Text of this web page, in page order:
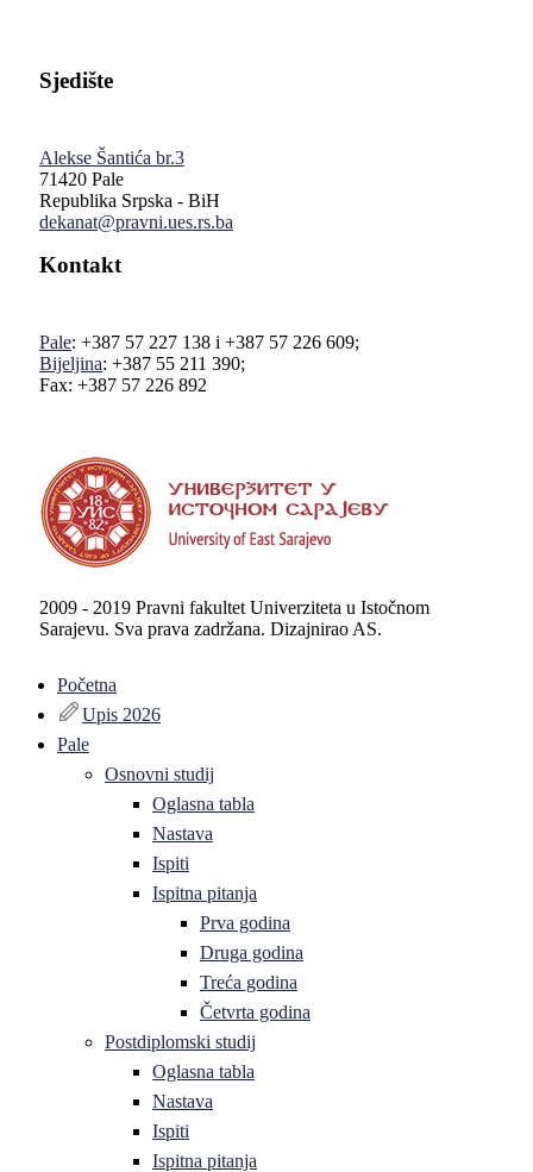
Sjedište
Alekse Šantića br.3
71420 Pale
Republika Srpska - BiH
dekanat@pravni.ues.rs.ba
Kontakt
Pale: +387 57 227 138 i +387 57 226 609;
Bijeljina: +387 55 211 390;
Fax: +387 57 226 892
2009 - 2019 Pravni fakultet Univerziteta u Istočnom
Sarajevu. Sva prava zadržana. Dizajnirao AS.
Početna
Upis 2026
Pale
Osnovni studij
Oglasna tabla
Nastava
Ispiti
Ispitna pitanja
Prva godina
Druga godina
Treća godina
Četvrta godina
Postdiplomski studij
Oglasna tabla
Nastava
Ispiti
Ispitna pitanja